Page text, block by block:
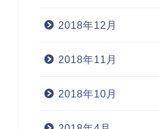
2018年12月
2018年11月
2018年10月